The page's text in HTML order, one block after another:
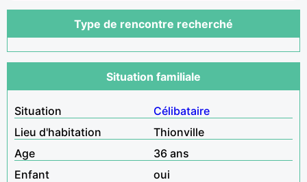
Type de rencontre recherché
Situation familiale
Situation
Célibataire
Lieu d'habitation
Thionville
Age
36 ans
Enfant
oui